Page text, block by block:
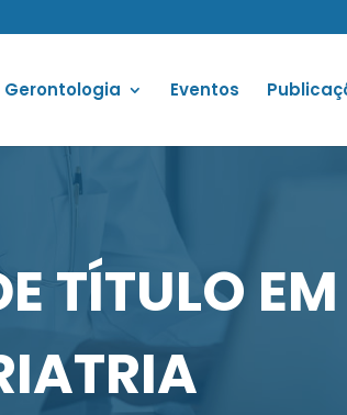
Gerontologia Eventos
TÍTULO EM